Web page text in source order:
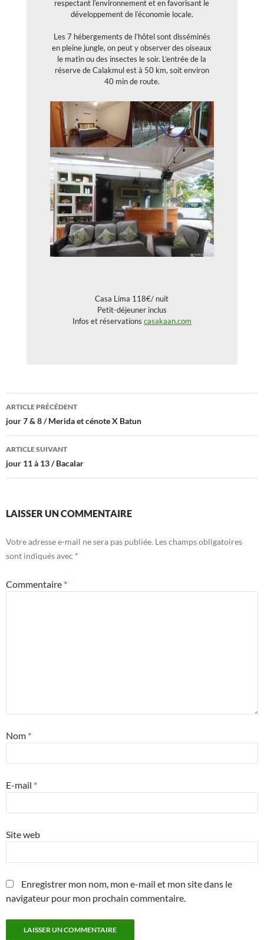
respectant l’environnement et en favorisant le
développement de l’économie locale.
Les 7 hébergements de l’hôtel sont disséminés
en pleine jungle, on peut y observer des oiseaux
le matin ou des insectes le soir. L’entrée de la
réserve de Calakmul est à 50 km, soit environ
40 min de route.
Casa Lima 118€/ nuit
Petit-déjeuner inclus
Infos et réservations casakaan.com
Navigation
des
articles
ARTICLE PRÉCÉDENT
jour 7 & 8 / Merida et cénote X Batun
ARTICLE SUIVANT
jour 11 à 13 / Bacalar
LAISSER UN COMMENTAIRE
Votre adresse e-mail ne sera pas publiée. Les champs obligatoires
sont indiqués avec *
Commentaire *
Nom *
E-mail *
Site web
Enregistrer mon nom, mon e-mail et mon site dans le
navigateur pour mon prochain commentaire.